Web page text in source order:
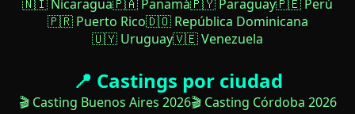
🇳🇮 Nicaragua🇵🇦 Panamá🇵🇾 Paraguay🇵🇪 Perú
🇵🇷 Puerto Rico🇩🇴 República Dominicana
🇺🇾 Uruguay🇻🇪 Venezuela
📍 Castings por ciudad
🎬 Casting Buenos Aires 2026🎬 Casting Córdoba 2026